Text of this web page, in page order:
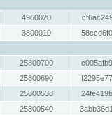
4960020
3800010
25800700
25800690
25800538
25800540